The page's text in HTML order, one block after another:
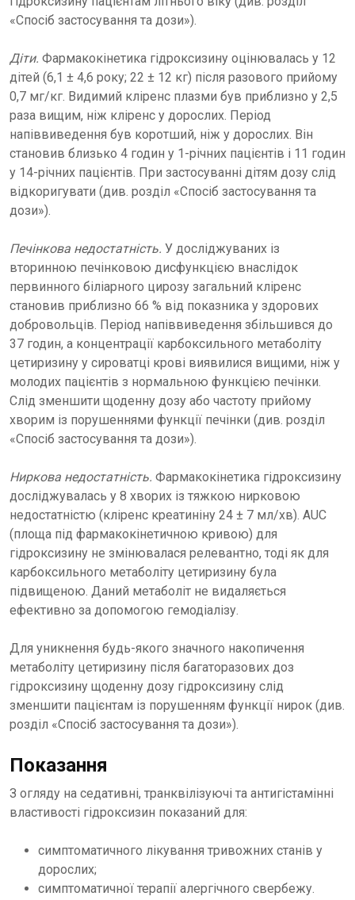
«Спосіб застосування та дози»).
Діти. Фармакокінетика гідроксизину оцінювалась у 12
дітей (6,1 ± 4,6 року; 22 ± 12 кг) після разового прийому
0,7 мг/кг. Видимий кліренс плазми був приблизно у 2,5
раза вищим, ніж кліренс у дорослих. Період
напіввиведення був коротший, ніж у дорослих. Він
становив близько 4 годин у 1-річних пацієнтів і 11 годин
у 14-річних пацієнтів. При застосуванні дітям дозу слід
відкоригувати (див. розділ «Спосіб застосування та
дози»).
Печінкова недостатність. У досліджуваних із
вторинною печінковою дисфункцією внаслідок
первинного біліарного цирозу загальний кліренс
становив приблизно 66 % від показника у здорових
добровольців. Період напіввиведення збільшився до
37 годин, а концентрації карбоксильного метаболіту
цетиризину у сироватці крові виявилися вищими, ніж у
молодих пацієнтів з нормальною функцією печінки.
Слід зменшити щоденну дозу або частоту прийому
хворим із порушеннями функції печінки (див. розділ
«Спосіб застосування та дози»).
Ниркова недостатність. Фармакокінетика гідроксизину
досліджувалась у 8 хворих із тяжкою нирковою
недостатністю (кліренс креатиніну 24 ± 7 мл/хв). АUС
(площа під фармакокінетичною кривою) для
гідроксизину не змінювалася релевантно, тоді як для
карбоксильного метаболіту цетиризину була
підвищеною. Даний метаболіт не видаляється
ефективно за допомогою гемодіалізу.
Для уникнення будь-якого значного накопичення
метаболіту цетиризину після багаторазових доз
гідроксизину щоденну дозу гідроксизину слід
зменшити пацієнтам із порушенням функції нирок (див.
розділ «Спосіб застосування та дози»).
Показання
З огляду на седативні, транквілізуючі та антигістамінні
властивості гідроксизин показаний для:
симптоматичного лікування тривожних станів у
дорослих;
симптоматичної терапії алергічного свербежу.